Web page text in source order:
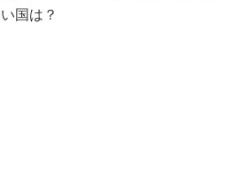
国は？